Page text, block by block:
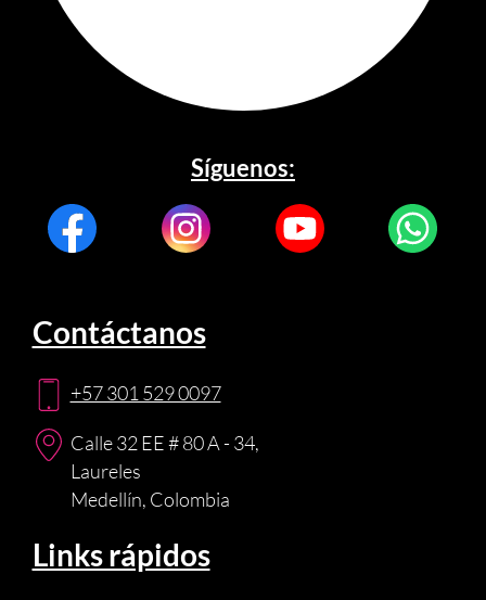
Síguenos:
Contáctanos
+57 301 529 0097
Calle 32 EE # 80 A - 34,
Laureles
Medellín, Colombia
Links rápidos